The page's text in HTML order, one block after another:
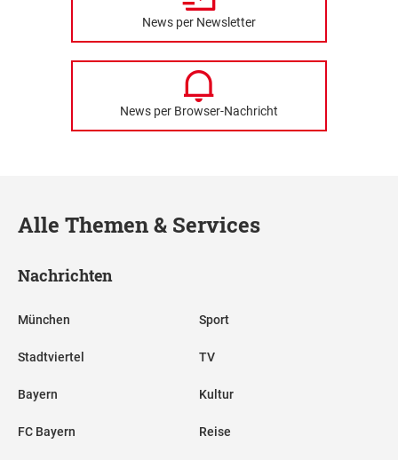
News per Newsletter
News per Browser-Nachricht
Alle Themen & Services
Nachrichten
München
Stadtviertel
Bayern
FC Bayern
Sport
TV
Kultur
Reise